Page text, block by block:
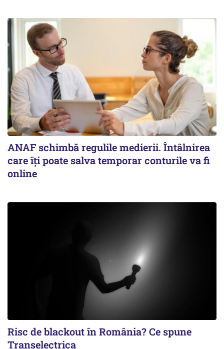
ANAF schimbă regulile medierii. Întâlnirea
care îți poate salva temporar conturile va fi
online
Risc de blackout în România? Ce spune
Transelectrica